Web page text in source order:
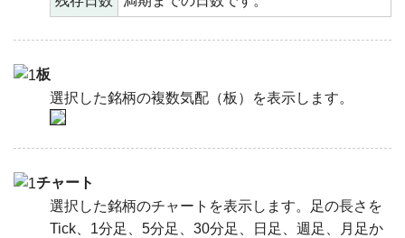
板
選択した銘柄の複数気配（板）を表示します。
チャート
選択した銘柄のチャートを表示します。足の長さを
Tick、1分足、5分足、30分足、日足、週足、月足か